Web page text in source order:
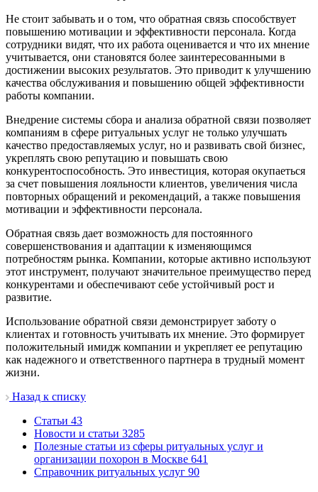
Не стоит забывать и о том, что обратная связь способствует
повышению мотивации и эффективности персонала. Когда
сотрудники видят, что их работа оценивается и что их мнение
учитывается, они становятся более заинтересованными в
достижении высоких результатов. Это приводит к улучшению
качества обслуживания и повышению общей эффективности
работы компании.
Внедрение системы сбора и анализа обратной связи позволяет
компаниям в сфере ритуальных услуг не только улучшать
качество предоставляемых услуг, но и развивать свой бизнес,
укреплять свою репутацию и повышать свою
конкурентоспособность. Это инвестиция, которая окупаеться
за счет повышения лояльности клиентов, увеличения числа
повторных обращений и рекомендаций, а также повышения
мотивации и эффективности персонала.
Обратная связь дает возможность для постоянного
совершенствования и адаптации к изменяющимся
потребностям рынка. Компании, которые активно используют
этот инструмент, получают значительное преимущество перед
конкурентами и обеспечивают себе устойчивый рост и
развитие.
Использование обратной связи демонстрирует заботу о
клиентах и готовность учитывать их мнение. Это формирует
положительный имидж компании и укрепляет ее репутацию
как надежного и ответственного партнера в трудный момент
жизни.
Назад к списку
Cтатьи 43
Новости и статьи 3285
Полезные статьи из сферы ритуальных услуг и
организации похорон в Москве 641
Справочник ритуальных услуг 90